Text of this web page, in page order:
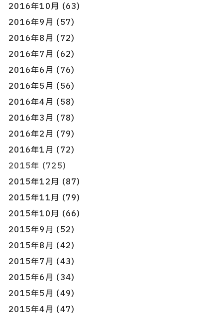
2016年10月 (63)
2016年9月 (57)
2016年8月 (72)
2016年7月 (62)
2016年6月 (76)
2016年5月 (56)
2016年4月 (58)
2016年3月 (78)
2016年2月 (79)
2016年1月 (72)
2015年 (725)
2015年12月 (87)
2015年11月 (79)
2015年10月 (66)
2015年9月 (52)
2015年8月 (42)
2015年7月 (43)
2015年6月 (34)
2015年5月 (49)
2015年4月 (47)